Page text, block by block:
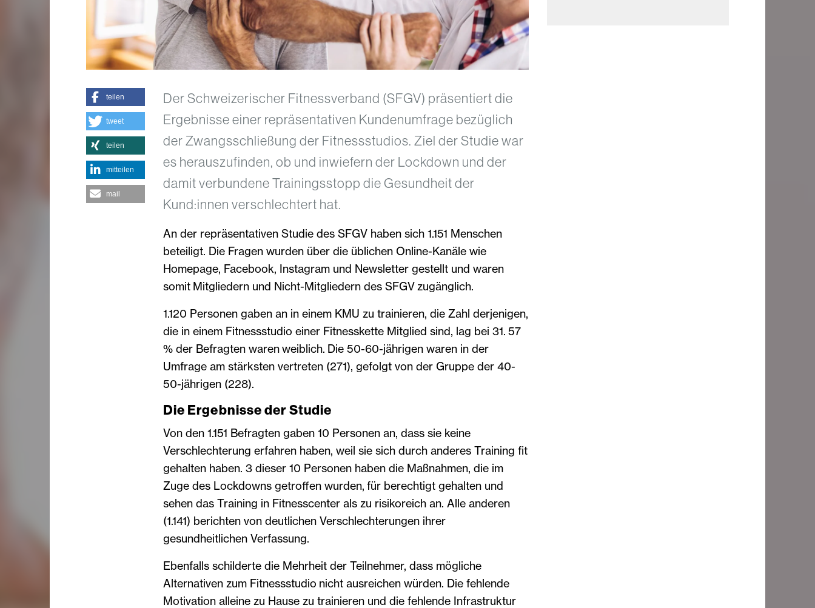
Der Schweizerischer Fitnessverband (SFGV) präsentiert die
Ergebnisse einer repräsentativen Kundenumfrage bezüglich
der Zwangsschließung der Fitnessstudios. Ziel der Studie war
es herauszufinden, ob und inwiefern der Lockdown und der
damit verbundene Trainingsstopp die Gesundheit der
Kund:innen verschlechtert hat.
An der repräsentativen Studie des SFGV haben sich 1.151 Menschen
beteiligt. Die Fragen wurden über die üblichen Online-Kanäle wie
Homepage, Facebook, Instagram und Newsletter gestellt und waren
somit Mitgliedern und Nicht-Mitgliedern des SFGV zugänglich.
1.120 Personen gaben an in einem KMU zu trainieren, die Zahl derjenigen,
die in einem Fitnessstudio einer Fitnesskette Mitglied sind, lag bei 31. 57
% der Befragten waren weiblich. Die 50-60-jährigen waren in der
Umfrage am stärksten vertreten (271), gefolgt von der Gruppe der 40-
50-jährigen (228).
Die Ergebnisse der Studie
Von den 1.151 Befragten gaben 10 Personen an, dass sie keine
Verschlechterung erfahren haben, weil sie sich durch anderes Training fit
gehalten haben. 3 dieser 10 Personen haben die Maßnahmen, die im
Zuge des Lockdowns getroffen wurden, für berechtigt gehalten und
sehen das Training in Fitnesscenter als zu risikoreich an. Alle anderen
(1.141) berichten von deutlichen Verschlechterungen ihrer
gesundheitlichen Verfassung.
Ebenfalls schilderte die Mehrheit der Teilnehmer, dass mögliche
Alternativen zum Fitnessstudio nicht ausreichen würden. Die fehlende
Motivation alleine zu Hause zu trainieren und die fehlende Infrastruktur
teilen
tweet
teilen
mitteilen
mail